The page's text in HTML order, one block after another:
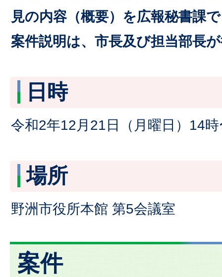
見の内容（概要）を広報秘書課
案件説明は、市長及び担当部長
日時
令和2年12月21日（月曜日）14
場所
野洲市役所本館 第5会議室
案件